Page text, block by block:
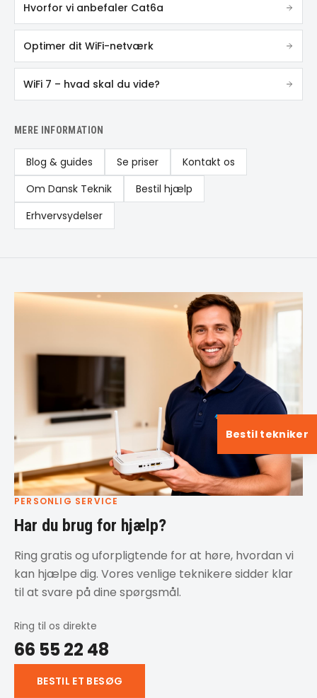
Hvorfor vi anbefaler Cat6a
Optimer dit WiFi-netværk
WiFi 7 – hvad skal du vide?
MERE INFORMATION
Blog & guides Se priser
Kontakt os
Om Dansk Teknik
Bestil hjælp
Erhvervsydelser
PERSONLIG SERVICE
Har du brug for hjælp?
Ring gratis og uforpligtende for at høre, hvordan vi
kan hjælpe dig. Vores venlige teknikere sidder klar
til at svare på dine spørgsmål.
Ring til os direkte
66 55 22 48
BESTIL ET BESØG
Bestil tekniker